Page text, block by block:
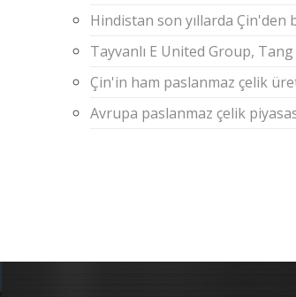
Hindistan son yıllarda
Tayvanlı E United Group,
Çin'in ham paslanmaz çelik
Avrupa paslanmaz çelik